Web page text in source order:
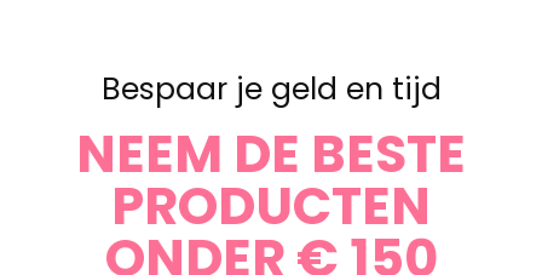
Bespaar je geld en tijd
NEEM DE BESTE
PRODUCTEN
ONDER € 150